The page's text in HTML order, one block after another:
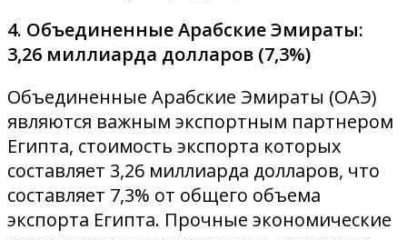
4. Объединенные Арабские Эмираты:
3,26 миллиарда долларов (7,3%)
Объединенные Арабские Эмираты (ОАЭ)
являются важным экспортным партнером
Египта, стоимость экспорта которых
составляет 3,26 миллиарда долларов, что
составляет 7,3% от общего объема
экспорта Египта. Прочные экономические